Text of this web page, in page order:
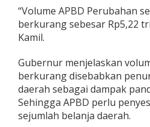
“Volume APBD Perubahan
berkurang sebesar Rp5,22
Kamil.
Gubernur menjelaskan
berkurang disebabkan
daerah sebagai dampak
Sehingga APBD perlu
sejumlah belanja daerah.